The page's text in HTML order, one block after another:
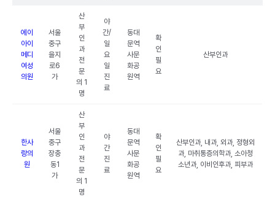
에이
아이
메디
여성
의원
서울
중구
을지
로6
가
산
부
인
과
전
문
의 1
명
야
간/
일
요
일
진
료
동대
문역
사문
화공
원역
확
인
필
요
산부인과
한사
랑의
원
서울
중구
장충
동1
가
산
부
인
과
전
문
의 1
명
야
간
진
료
동대
문역
사문
화공
원역
확
인
필
요
산부인과, 내과, 외과, 정형외
과, 마취통증의학과, 소아청
소년과, 이비인후과, 피부과